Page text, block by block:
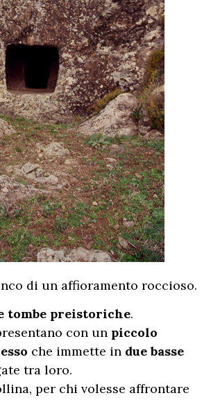
di un affioramento roccioso.
tombe preistoriche.
con un piccolo
che immette in due basse
tra loro.
per chi volesse affrontare